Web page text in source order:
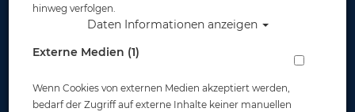
DBG - Flaschenkörper 230 bar
M25x2EN144 12 L kurz
Artikelnr.: pol-19012
hinweg verfolgen.
Daten Informationen anzeigen
Externe Medien (1)
Wenn Cookies von externen Medien akzeptiert werden,
bedarf der Zugriff auf externe Inhalte keiner manuellen